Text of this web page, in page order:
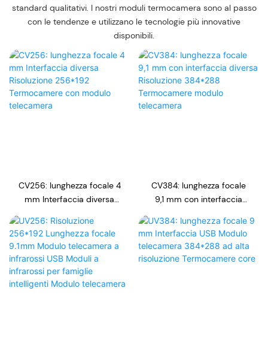
standard qualitativi. I nostri moduli termocamera sono al passo
con le tendenze e utilizzano le tecnologie più innovative
disponibili.
CV256: lunghezza focale 4
mm Interfaccia diversa
Termocamere con modulo
telecamera
CV384: lunghezza focale
9,1 mm con interfaccia
384*288 Termocamere
modulo telecamera